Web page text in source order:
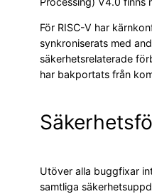
För RISC-V har
synkroniserats med
säkerhetsrelaterade
har bakportats från
Utöver alla buggfixar
samtliga